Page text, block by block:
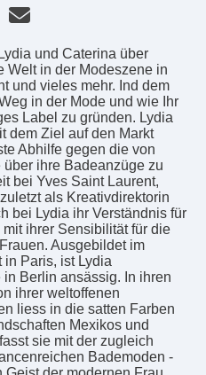
und Caterina über
Welt in der Modeszene in
und vieles mehr. Ind dem
in der Mode und wie Ihr
Label zu gründen. Lydia
dem Ziel auf den Markt
Abhilfe gegen die von
ihre Badeanzüge zu
bei Yves Saint Laurent,
als Kreativdirektorin
bei Lydia ihr Verständnis für
ihrer Sensibilität für die
Ausgebildet im
in Paris, ist Lydia
Berlin ansässig. In ihren
ihrer weltoffenen
liess in die satten Farben
Mexikos und
sie mit der zugleich
Bademoden -